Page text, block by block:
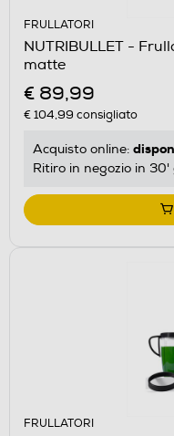
FRULLATORI
NUTRIBULLET -
matte
€ 89,99
€ 104,99 consigliato
Acquisto online:
Ritiro in negozio in
FRULLATORI